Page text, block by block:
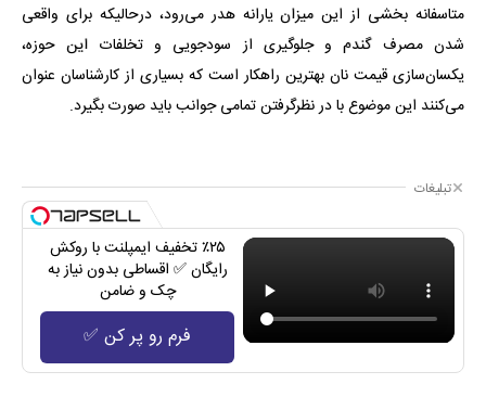
متاسفانه بخشی از این میزان یارانه هدر می‌رود، درحالیکه برای واقعی
شدن مصرف گندم و جلوگیری از سودجویی و تخلفات این حوزه،
یکسان‌سازی قیمت نان بهترین راهکار است که بسیاری از کارشناسان عنوان
می‌کنند این موضوع با در نظرگرفتن تمامی جوانب باید صورت بگیرد.
تبلیغات
٪۲۵ تخفیف ایمپلنت با روکش
رایگان ✅ اقساطی بدون نیاز به
چک و ضامن
فرم رو پر کن ✅